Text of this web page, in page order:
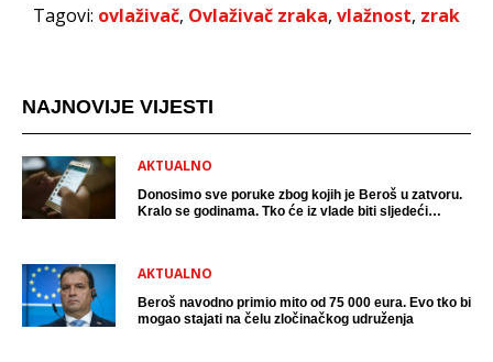
Tagovi: ovlaživač, Ovlaživač zraka, vlažnost, zrak
NAJNOVIJE VIJESTI
AKTUALNO
Donosimo sve poruke zbog kojih je Beroš u zatvoru.
Kralo se godinama. Tko će iz vlade biti sljedeći
AKTUALNO
Beroš navodno primio mito od 75 000 eura. Evo tko bi
mogao stajati na čelu zločinačkog udruženja